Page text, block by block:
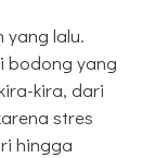
yang lalu.
bodong yang
kira, dari
stres
hingga